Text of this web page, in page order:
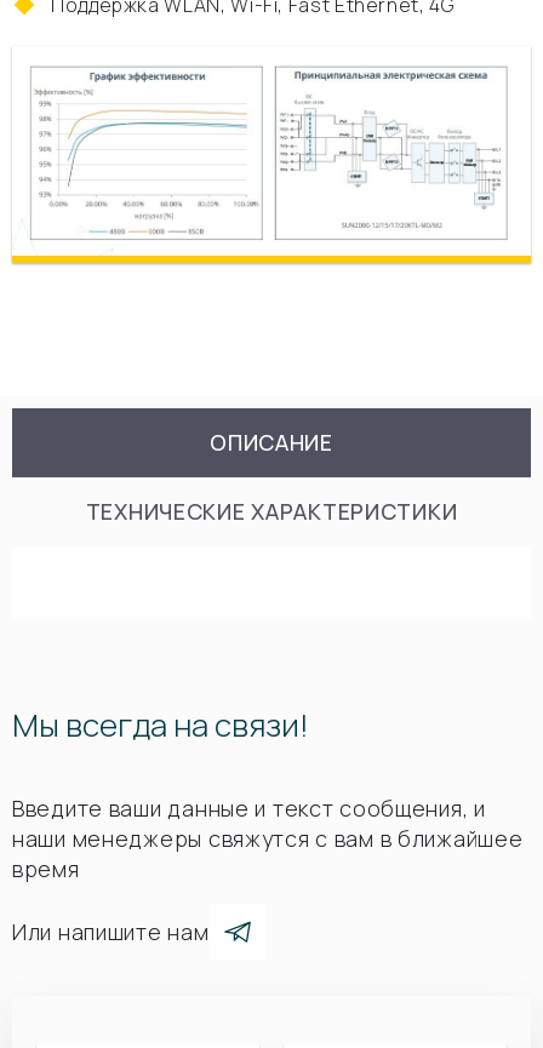
ОПИСАНИЕ
ТЕХНИЧЕСКИЕ ХАРАКТЕРИСТИКИ
Мы всегда на связи!
Введите ваши данные и текст сообщения, и
наши менеджеры свяжутся с вам в ближайшее
время
Или напишите нам